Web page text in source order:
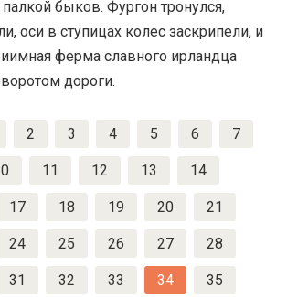
быков. Фургон тронулся,
оси в ступицах колес заскрипели, и
ферма славного ирландца
дороги.
2 3 4 5 6 7
11 12 13 14
17 18 19 20 21
24 25 26 27 28
31 32 33 34 35